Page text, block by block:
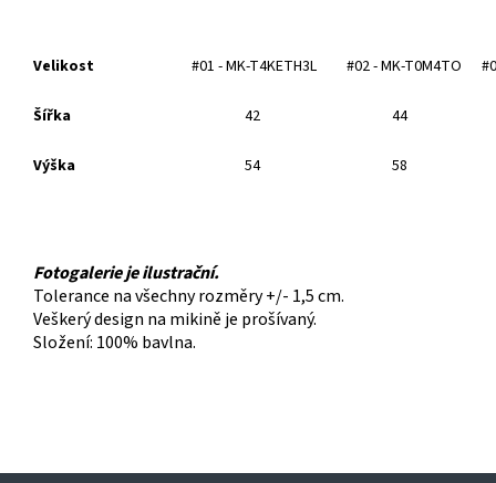
Velikost #01 - MK-T4KETH3L #02 - MK-T0M4TO
Šířka 42 44
Výška 54 58
Fotogalerie je ilustrační.
Tolerance na všechny rozměry +/- 1,5 cm.
Veškerý design na mikině je prošívaný.
Složení: 100% bavlna.